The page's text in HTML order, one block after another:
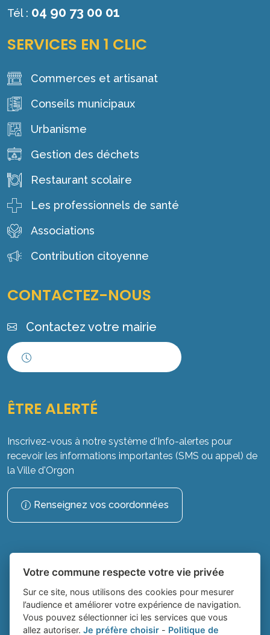
Tél : 04 90 73 00 01
SERVICES EN 1 CLIC
Commerces et artisanat
Conseils municipaux
Urbanisme
Gestion des déchets
Restaurant scolaire
Les professionnels de santé
Associations
Contribution citoyenne
CONTACTEZ-NOUS
Contactez votre mairie
ÊTRE ALERTÉ
Inscrivez-vous à notre système d'Info-alertes pour
recevoir les informations importantes (SMS ou appel) de
la Ville d'Orgon
Renseignez vos coordonnées
Place du village la solution web et - Ville
Votre commune respecte votre vie privée
Sur ce site, nous utilisons des cookies pour mesurer
l’audience et améliorer votre expérience de navigation.
Vous pouvez sélectionner ici les services que vous
allez autoriser.Je préfère choisir - Politique de